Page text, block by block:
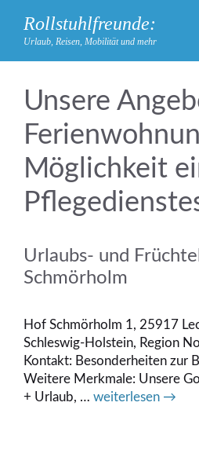
Inhalt
springen
Rollstuhlfreunde:
Urlaub, Reisen, Mobilität und mehr
Möglichkeit
Urlaubs- und
Schmörholm
Hof Schmörholm 1, 25917
Schleswig-Holstein, Region
Kontakt: Besonderheiten zur
Weitere Merkmale: Unsere
+ Urlaub, … weiterlesen →